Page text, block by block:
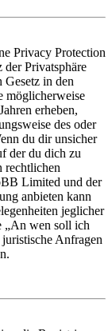
Privacy Protection
der Privatsphäre
in den
möglicherweise
erheben,
des oder
du dir unsicher
der du dich zu
rechtlichen
Limited und der
anbieten kann
jeglicher
„An wen soll ich
Anfragen